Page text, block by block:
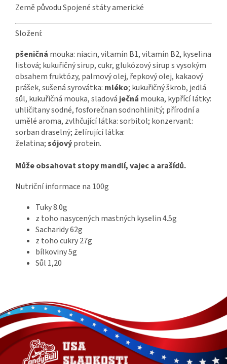
Země původu Spojené státy americké
Složení:
pšeničná mouka: niacin, vitamín B1, vitamín B2, kyselina
listová; kukuřičný sirup, cukr, glukózový sirup s vysokým
obsahem fruktózy, palmový olej, řepkový olej, kakaový
prášek, sušená syrovátka: mléko; kukuřičný škrob, jedlá
sůl, kukuřičná mouka, sladová ječná mouka, kypřící látky:
uhličitany sodné, fosforečnan sodnohlinitý; přírodní a
umělé aroma, zvlhčující látka: sorbitol; konzervant:
sorban draselný; želírující látka:
želatina;sójovýprotein.
Může obsahovat stopy mandlí, vajec a arašídů.
Nutriční informace na 100g
Tuky 8.0g
z toho nasycených mastných kyselin 4.5g
Sacharidy 62g
z toho cukry 27g
bílkoviny 5g
Sůl 1,20
á
p
a
í